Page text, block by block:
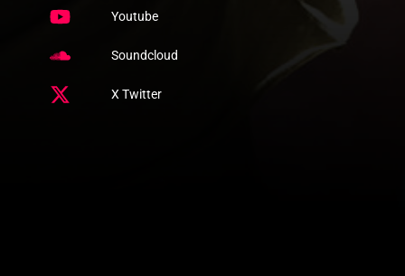
Youtube
Soundcloud
X Twitter